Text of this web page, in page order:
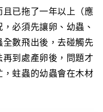
已拖了一年以上（應
必須先讓卵、幼蟲、
數飛出後，去碰觸先
到處產卵後，問題才
蛀蟲的幼蟲會在木材